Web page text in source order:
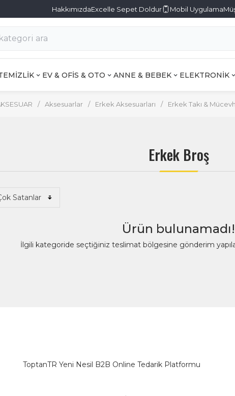
HakkımızdaExcelle Sepet Doldur Mobil Uygulama
EV & OFİS & OTO ANNE & BEBEK ELEKTRONİK
/ Aksesuarlar / Erkek Aksesuarları / Erkek Takı &
Erkek Broş
Ürün bulunamadı!
İlgili kategoride seçtiğiniz teslimat bölgesine gönderim
ToptanTR Yeni Nesil B2B Online Tedarik Platformu